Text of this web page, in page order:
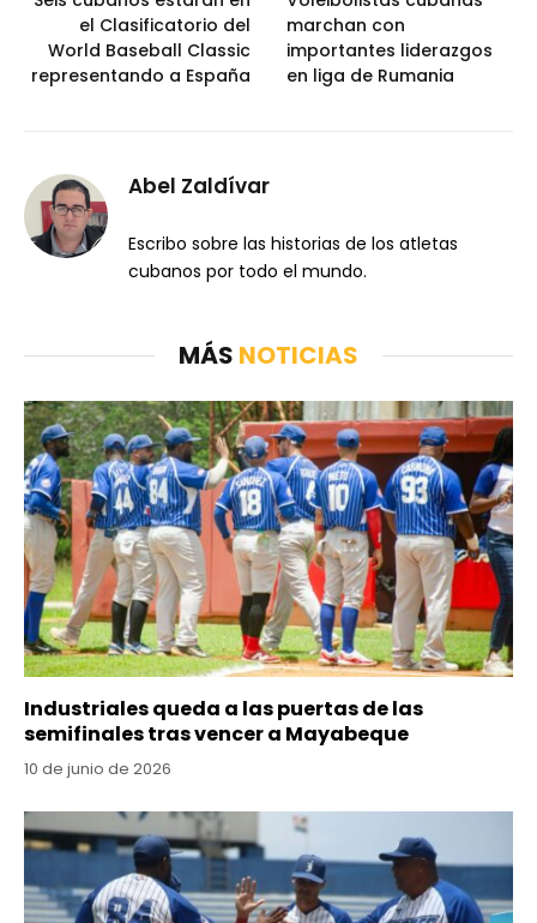
el Clasificatorio del
World Baseball Classic
representando a España
marchan con
importantes liderazgos
en liga de Rumania
Abel Zaldívar
Escribo sobre las historias de los atletas
cubanos por todo el mundo.
MÁS NOTICIAS
Industriales queda a las puertas de las
semifinales tras vencer a Mayabeque
10 de junio de 2026